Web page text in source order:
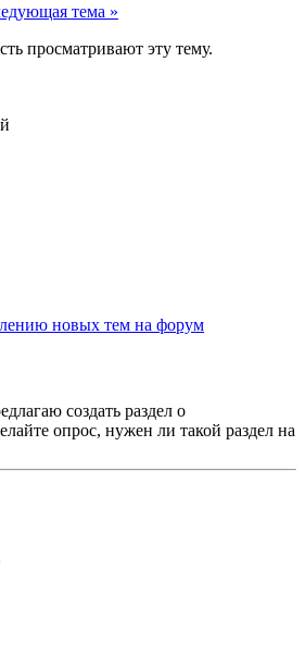
тема »
просматривают эту тему.
новых тем на форум
создать раздел о
опрос, нужен ли такой раздел на